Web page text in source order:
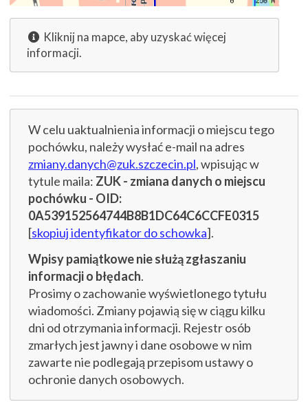
Kliknij na mapce, aby uzyskać więcej
informacji.
W celu uaktualnienia informacji o miejscu tego
pochówku, należy wysłać e-mail na adres
zmiany.danych@zuk.szczecin.pl, wpisując w
tytule maila: ZUK - zmiana danych o miejscu
pochówku - OID:
0A539152564744B8B1DC64C6CCFE0315
[skopiuj identyfikator do schowka].
Wpisy pamiątkowe nie służą zgłaszaniu
informacji o błędach.
Prosimy o zachowanie wyświetlonego tytułu
wiadomości. Zmiany pojawią się w ciągu kilku
dni od otrzymania informacji. Rejestr osób
zmarłych jest jawny i dane osobowe w nim
zawarte nie podlegają przepisom ustawy o
ochronie danych osobowych.